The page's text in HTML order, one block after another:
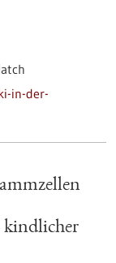
in-der-
kindlicher